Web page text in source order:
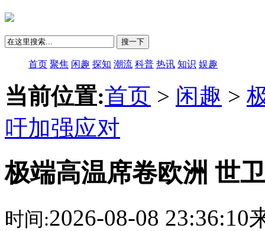
搜一下
首页 聚焦 闲趣 探知 潮流 科普 热讯 知识 娱趣
当前位置:首页 > 闲趣 >
吁加强应对
极端高温席卷欧洲 世
时间:2026-08-08 23:36:10